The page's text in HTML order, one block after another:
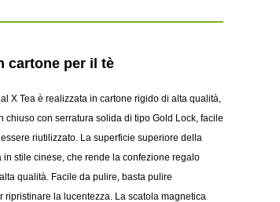
cartone per il tè
X Tea è realizzata in cartone rigido di alta qualità,
chiuso con serratura solida di tipo Gold Lock, facile
riutilizzato. La superficie superiore della
stile cinese, che rende la confezione regalo
qualità. Facile da pulire, basta pulire
la lucentezza. La scatola magnetica